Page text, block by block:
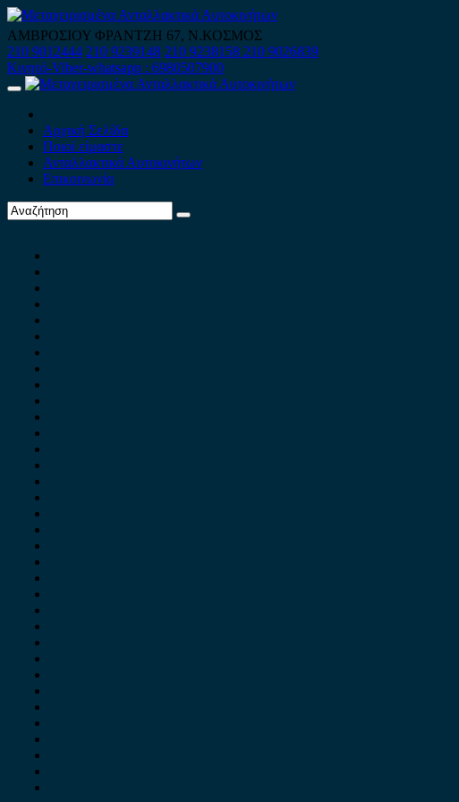
Skip
to
content
ΑΜΒΡΟΣΙΟΥ ΦΡΑΝΤΖΗ 67, Ν.ΚΟΣΜΟΣ
210 9012444 210 9239148 210 9238158 210 9026839
Κινητό-Viber-whatsapp : 6980507900
Primary
Αρχική Σελίδα
Ποιοί είμαστε
Ανταλλακτικά Αυτοκινήτων
Επικοινωνία